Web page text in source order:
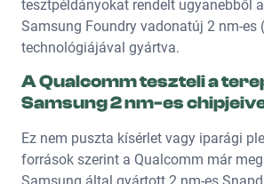
tesztpéldányokat rendelt ugyanebből
Samsung Foundry vadonatúj 2 nm-es
technológiájával gyártva.
A Qualcomm teszteli a
Samsung 2 nm-es
Ez nem puszta kísérlet vagy iparági
források szerint a Qualcomm már